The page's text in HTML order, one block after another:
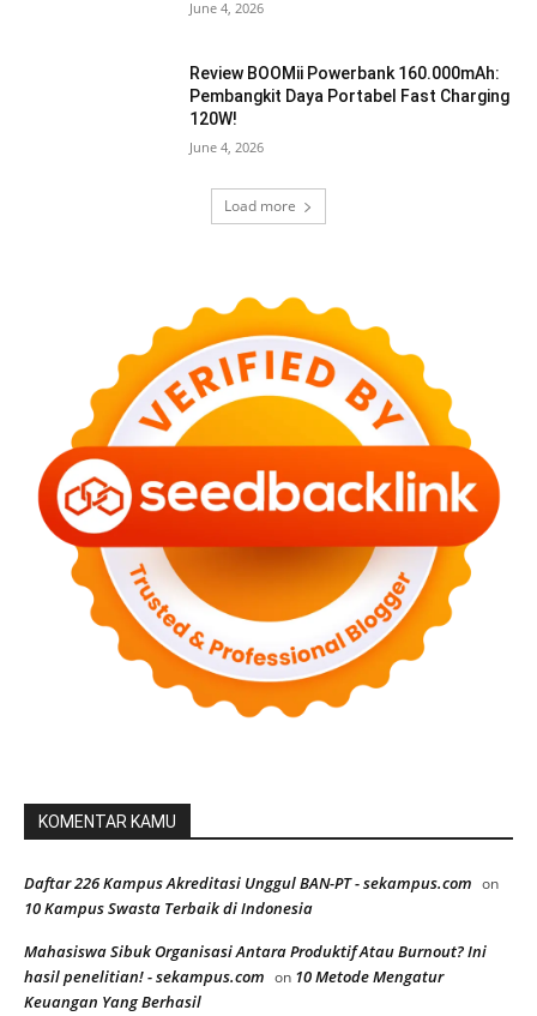
June 4, 2026
Review BOOMii Powerbank 160.000mAh:
Pembangkit Daya Portabel Fast Charging
120W!
June 4, 2026
Load more
KOMENTAR KAMU
Daftar 226 Kampus Akreditasi Unggul BAN-PT - sekampus.com on
10 Kampus Swasta Terbaik di Indonesia
Mahasiswa Sibuk Organisasi Antara Produktif Atau Burnout? Ini
hasil penelitian! - sekampus.com on 10 Metode Mengatur
Keuangan Yang Berhasil